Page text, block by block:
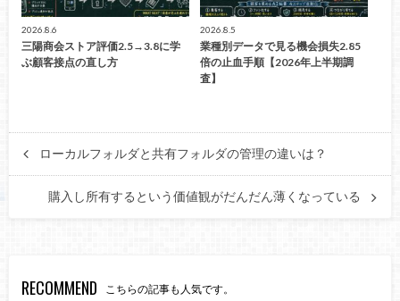
2026.8.6
三陽商会ストア評価2.5→3.8に学
ぶ顧客接点の直し方
2026.8.5
業種別データで見る機会損失2.85
倍の止血手順【2026年上半期調
査】
ローカルフォルダと共有フォルダの管理の違いは？
購入し所有するという価値観がだんだん薄くなっている
RECOMMEND こちらの記事も人気です。